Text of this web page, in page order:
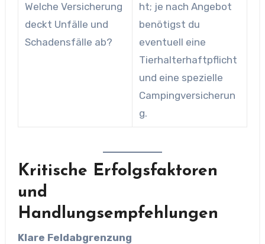
Welche Versicherung
deckt Unfälle und
Schadensfälle ab?
ht; je nach Angebot
benötigst du
eventuell eine
Tierhalterhaftpflicht
und eine spezielle
Campingversicherun
g.
Kritische Erfolgsfaktoren
und
Handlungsempfehlungen
Klare Feldabgrenzung